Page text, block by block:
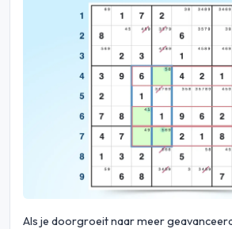
Als je doorgroeit naar meer